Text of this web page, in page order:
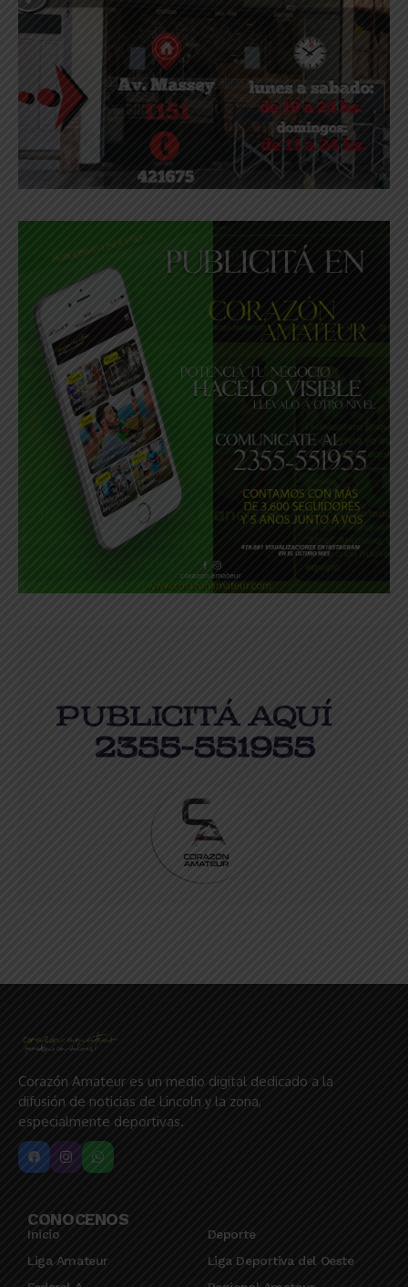
Corazón Amateur es un medio digital dedicado a la
difusión de noticias de Lincoln y la zona,
especialmente deportivas.
CONOCENOS
Inicio
Deporte
Liga Amateur
Liga Deportiva del Oeste